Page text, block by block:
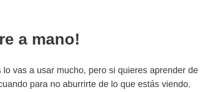
a mano!
vas a usar mucho, pero si quieres aprender de
para no aburrirte de lo que estás viendo.